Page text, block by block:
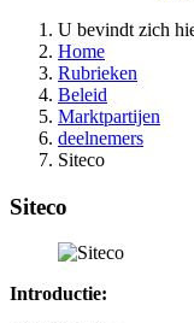
U bevindt zich
Home
Rubrieken
Beleid
Marktpartijen
deelnemers
Siteco
Siteco
Introductie: